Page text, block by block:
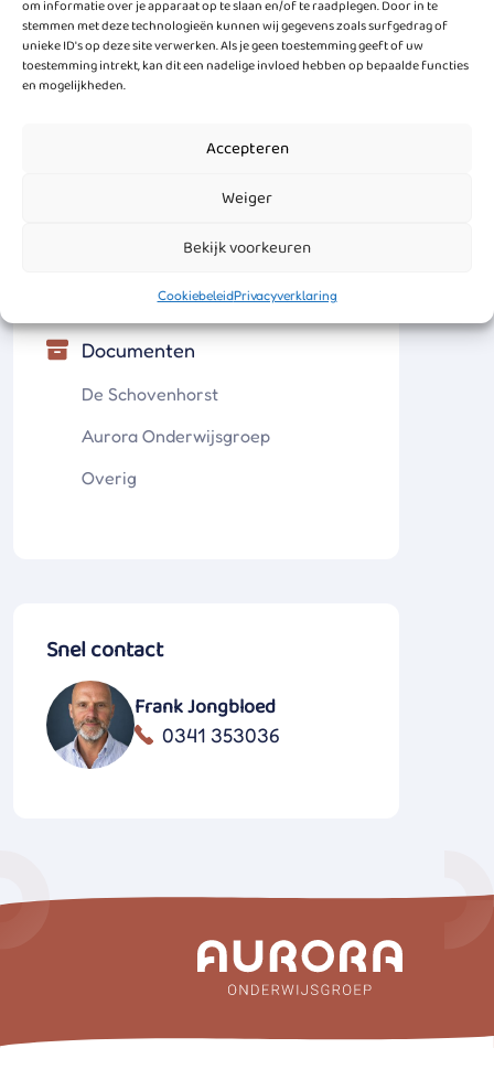
om informatie over je apparaat op te slaan en/of te raadplegen. Door in te
stemmen met deze technologieën kunnen wij gegevens zoals surfgedrag of
unieke ID's op deze site verwerken. Als je geen toestemming geeft of uw
toestemming intrekt, kan dit een nadelige invloed hebben op bepaalde functies
en mogelijkheden.
Accepteren
Weiger
Bekijk voorkeuren
CookiebeleidPrivacyverklaring
Praktische informatie
Veelgestelde vragen
Documenten
De Schovenhorst
Aurora Onderwijsgroep
Overig
Snel contact
Frank Jongbloed
0341 353036
Brengen en ophalen bij de SchovenhorstPDF